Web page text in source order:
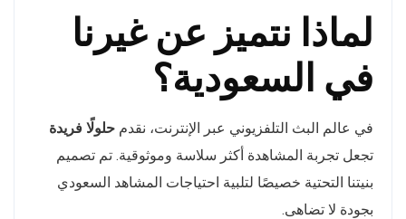
لماذا نتميز عن غيرنا
في السعودية؟
في عالم البث التلفزيوني عبر الإنترنت، نقدم حلولًا فريدة
تجعل تجربة المشاهدة أكثر سلاسة وموثوقية. تم تصميم
بنيتنا التحتية خصيصًا لتلبية احتياجات المشاهد السعودي
بجودة لا تضاهى.